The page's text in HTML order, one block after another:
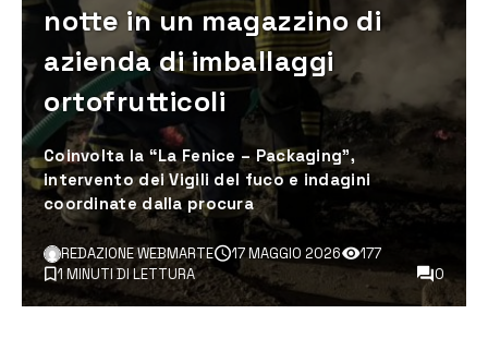
notte in un magazzino di
azienda di imballaggi
ortofrutticoli
Coinvolta la “La Fenice – Packaging”,
intervento dei Vigili del fuco e indagini
coordinate dalla procura
REDAZIONE WEBMARTE 17 MAGGIO 2026
177
1 MINUTI DI LETTURA
0